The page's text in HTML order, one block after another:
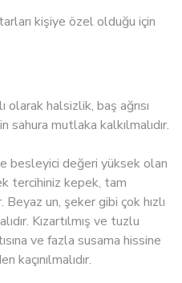
kişiye özel olduğu için
olarak halsizlik, baş ağrısı
sahura mutlaka kalkılmalıdır.
besleyici değeri yüksek olan
tercihiniz kepek, tam
un, şeker gibi çok hızlı
Kızartılmış ve tuzlu
ve fazla susama hissine
kaçınılmalıdır.